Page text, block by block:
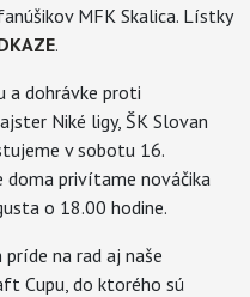
MFK Skalica. Lístky
.
a dohrávke proti
Niké ligy, ŠK Slovan
v sobotu 16.
doma privítame nováčika
o 18.00 hodine.
na rad aj naše
Cupu, do ktorého sú